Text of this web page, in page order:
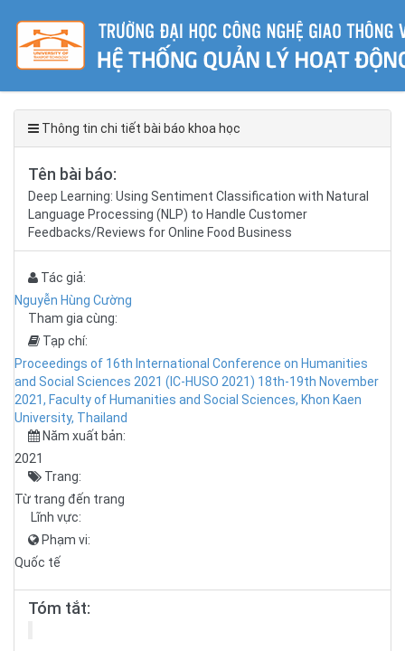
Thông tin chi tiết bài báo khoa học
Tên bài báo:
Deep Learning: Using Sentiment Classification with Natural
Language Processing (NLP) to Handle Customer
Feedbacks/Reviews for Online Food Business
Tác giả:
Nguyễn Hùng Cường
Tham gia cùng:
Tạp chí:
Proceedings of 16th International Conference on Humanities
and Social Sciences 2021 (IC-HUSO 2021) 18th-19th November
2021, Faculty of Humanities and Social Sciences, Khon Kaen
University, Thailand
Năm xuất bản:
2021
Trang:
Từ trang đến trang
Lĩnh vực:
Phạm vi:
Quốc tế
Tóm tắt: